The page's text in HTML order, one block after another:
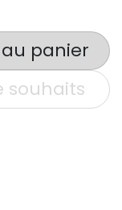
panier
souhaits